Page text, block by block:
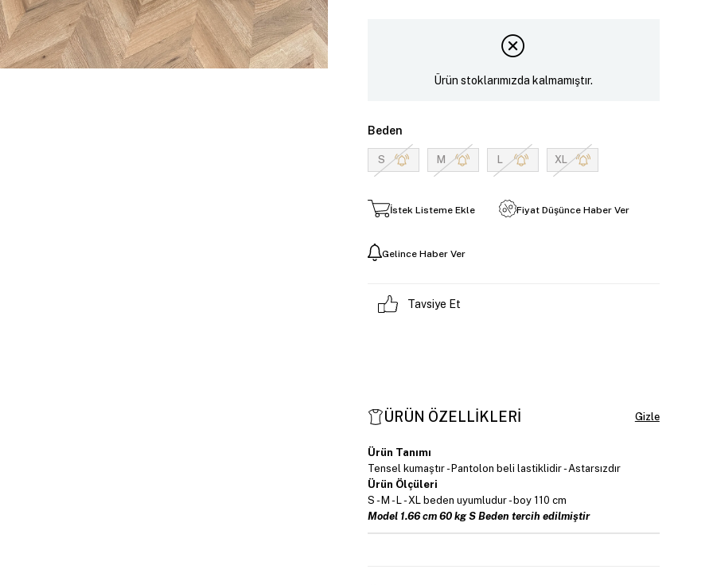
Ürün stoklarımızda kalmamıştır.
Beden
S M L XL
İstek Listeme Ekle Fiyat Düşünce Haber Ver
Gelince Haber Ver
Tavsiye Et
ÜRÜN ÖZELLIKLERI
Ürün Tanımı
Tensel kumaştır - Pantolon beli lastiklidir - Astarsızdır
Ürün Ölçüleri
S - M - L - XL beden uyumludur - boy 110 cm
Model 1.66 cm 60 kg S Beden tercih edilmiştir